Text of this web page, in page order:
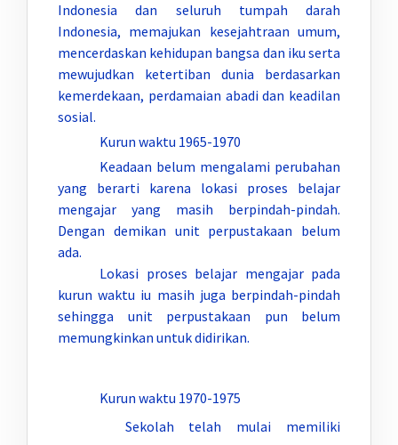
Indonesia dan seluruh tumpah darah
Indonesia, memajukan kesejahtraan umum,
mencerdaskan kehidupan bangsa dan iku serta
mewujudkan ketertiban dunia berdasarkan
kemerdekaan, perdamaian abadi dan keadilan
sosial.
Kurun waktu 1965-1970
Keadaan belum mengalami perubahan
yang berarti karena lokasi proses belajar
mengajar yang masih berpindah-pindah.
Dengan demikan unit perpustakaan belum
ada.
Lokasi proses belajar mengajar pada
kurun waktu iu masih juga berpindah-pindah
sehingga unit perpustakaan pun belum
memungkinkan untuk didirikan.
Kurun waktu 1970-1975
Sekolah telah mulai memiliki